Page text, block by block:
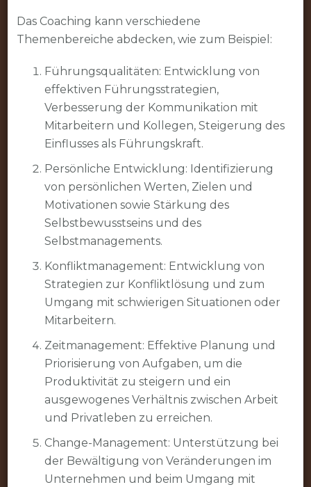
Das Coaching kann verschiedene
Themenbereiche abdecken, wie zum Beispiel:
Führungsqualitäten: Entwicklung von
effektiven Führungsstrategien,
Verbesserung der Kommunikation mit
Mitarbeitern und Kollegen, Steigerung des
Einflusses als Führungskraft.
Persönliche Entwicklung: Identifizierung
von persönlichen Werten, Zielen und
Motivationen sowie Stärkung des
Selbstbewusstseins und des
Selbstmanagements.
Konfliktmanagement: Entwicklung von
Strategien zur Konfliktlösung und zum
Umgang mit schwierigen Situationen oder
Mitarbeitern.
Zeitmanagement: Effektive Planung und
Priorisierung von Aufgaben, um die
Produktivität zu steigern und ein
ausgewogenes Verhältnis zwischen Arbeit
und Privatleben zu erreichen.
Change-Management: Unterstützung bei
der Bewältigung von Veränderungen im
Unternehmen und beim Umgang mit